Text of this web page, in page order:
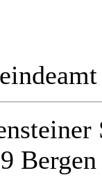
Bergen